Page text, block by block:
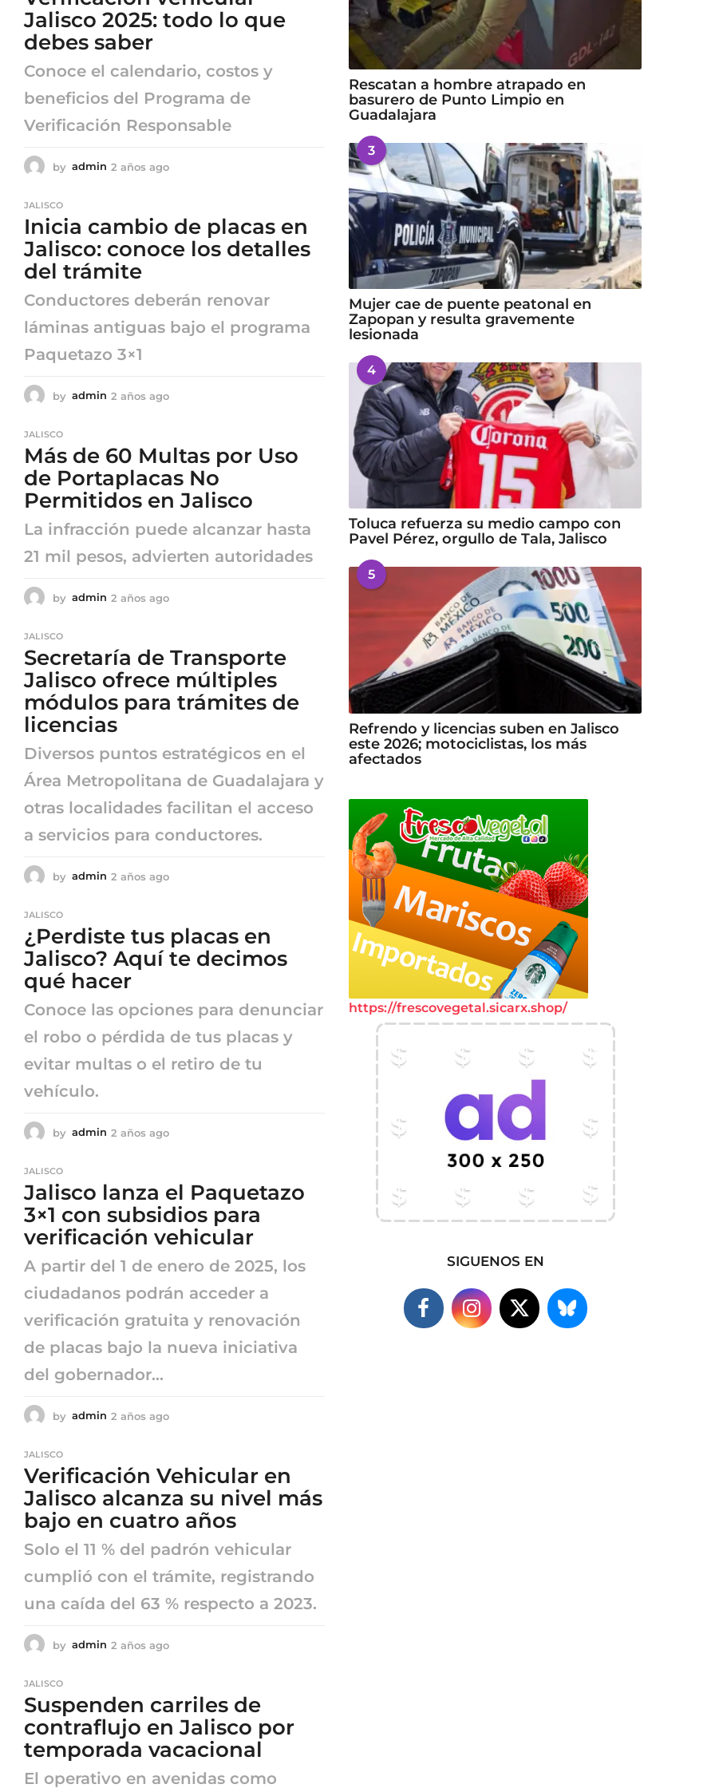
a
g
Jalisco 2025: todo lo que
debes saber
Conoce el calendario, costos y
beneficios del Programa de
Verificación Responsable
by admin 2 años ago
s
a
g
JALISCO
Inicia cambio de placas en
Jalisco: conoce los detalles
del trámite
Conductores deberán renovar
láminas antiguas bajo el programa
Paquetazo 3×1
by admin 2 años ago
s
a
g
o
JALISCO
Más de 60 Multas por Uso
de Portaplacas No
Permitidos en Jalisco
La infracción puede alcanzar hasta
21 mil pesos, advierten autoridades
by admin 2 años ago
o
JALISCO
Secretaría de Transporte
Jalisco ofrece múltiples
módulos para trámites de
licencias
Diversos puntos estratégicos en el
Área Metropolitana de Guadalajara y
otras localidades facilitan el acceso
a servicios para conductores.
by admin 2 años ago
s
a
g
JALISCO
¿Perdiste tus placas en
Jalisco? Aquí te decimos
qué hacer
Conoce las opciones para denunciar
el robo o pérdida de tus placas y
evitar multas o el retiro de tu
vehículo.
by admin 2 años ago
s
a
g
o
JALISCO
Jalisco lanza el Paquetazo
3×1 con subsidios para
verificación vehicular
A partir del 1 de enero de 2025, los
ciudadanos podrán acceder a
verificación gratuita y renovación
de placas bajo la nueva iniciativa
del gobernador...
by admin 2 años ago
s
a
g
o
JALISCO
Verificación Vehicular en
Jalisco alcanza su nivel más
bajo en cuatro años
Solo el 11 % del padrón vehicular
cumplió con el trámite, registrando
una caída del 63 % respecto a 2023.
by admin 2 años ago
s
a
g
o
JALISCO
Suspenden carriles de
contraflujo en Jalisco por
temporada vacacional
El operativo en avenidas como
Rescatan a hombre atrapado en
basurero de Punto Limpio en
Guadalajara
3
Mujer cae de puente peatonal en
Zapopan y resulta gravemente
lesionada
4
Toluca refuerza su medio campo con
Pavel Pérez, orgullo de Tala, Jalisco
5
Refrendo y licencias suben en Jalisco
este 2026; motociclistas, los más
afectados
https://frescovegetal.sicarx.shop/
SIGUENOS EN